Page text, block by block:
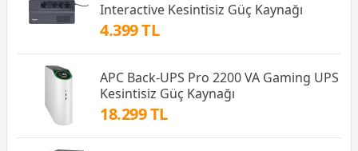
Interactive Kesintisiz Güç Kaynağı
4.399 TL
APC Back-UPS Pro 2200 VA Gaming UPS
Kesintisiz Güç Kaynağı
18.299 TL